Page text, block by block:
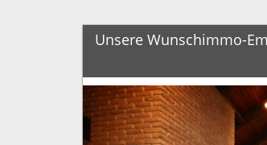
Unsere Wunschimmo-